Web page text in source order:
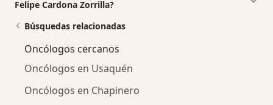
Felipe Cardona Zorrilla?
Búsquedas relacionadas
Oncólogos cercanos
Oncólogos en Usaquén
Oncólogos en Chapinero